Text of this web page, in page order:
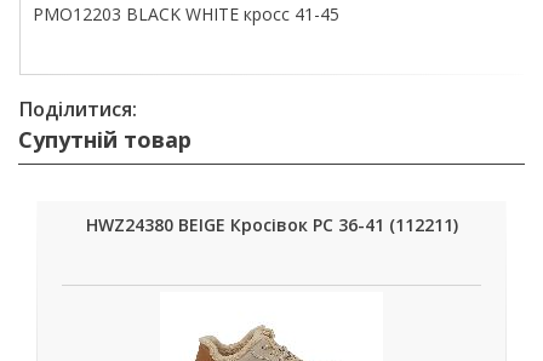
PMO12203 BLACK WHITE кросс 41-45
Поділитися:
Супутній товар
HWZ24380 BEIGE Кросівок РС 36-41 (112211)